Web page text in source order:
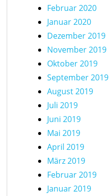
Februar 2020
Januar 2020
Dezember 2019
November 2019
Oktober 2019
September 2019
August 2019
Juli 2019
Juni 2019
Mai 2019
April 2019
März 2019
Februar 2019
Januar 2019